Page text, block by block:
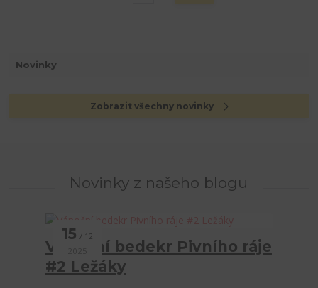
Novinky
Zobrazit všechny novinky
Novinky z našeho blogu
15 12
Vánoční bedekr Pivního ráje
#2 Ležáky